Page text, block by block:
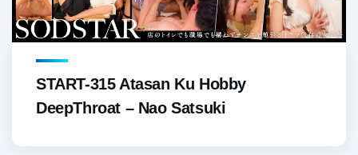
START-315 Atasan Ku Hobby
DeepThroat – Nao Satsuki